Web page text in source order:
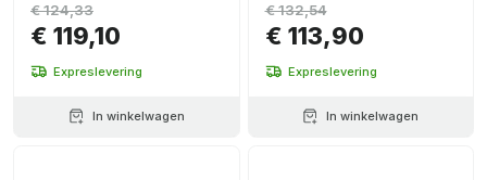
€ 119,10
€ 124,33
Expreslevering
In winkelwagen
€ 113,90
€ 132,54
Expreslevering
In winkelwagen